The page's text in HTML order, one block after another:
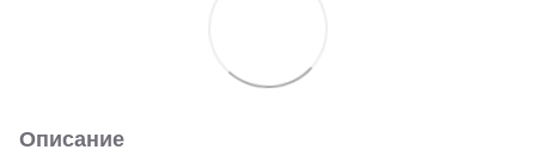
Описание